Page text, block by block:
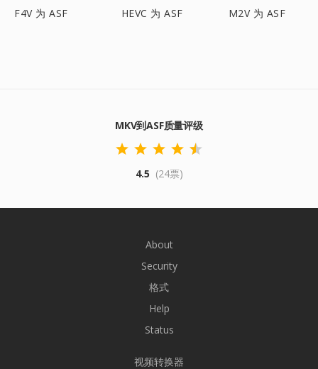
F4V 为 ASF HEVC 为 ASF M2V 为 ASF
MKV到ASF质量评级
4.5 (24票)
About
Security
格式
Help
Status
视频转换器